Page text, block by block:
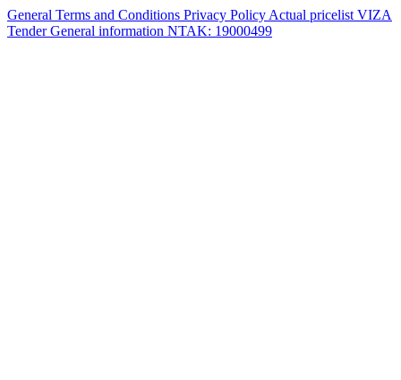
General Terms and Conditions Privacy Policy Actual pricelist VIZA
TenderGeneral information NTAK: 19000499